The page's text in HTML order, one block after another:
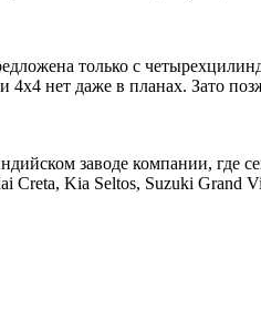
только с
нет даже в планах. Зато
заводе компании, где
Creta, Kia Seltos, Suzuki